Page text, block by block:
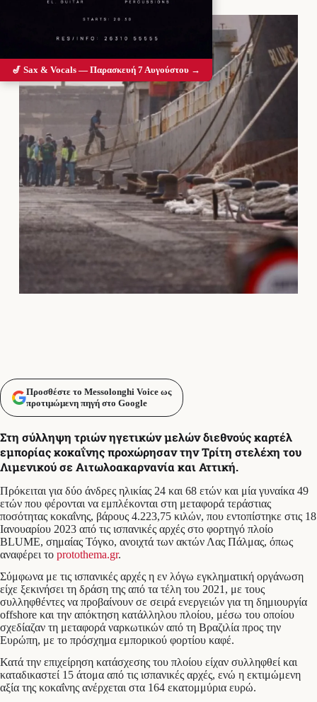
Προσθέστε το Messolonghi Voice ως
προτιμώμενη πηγή στο Google
Στη σύλληψη τριών ηγετικών μελών διεθνούς καρτέλ
εμπορίας κοκαΐνης προχώρησαν την Τρίτη στελέχη του
Λιμενικού σε Αιτωλοακαρνανία και Αττική.
Πρόκειται για δύο άνδρες ηλικίας 24 και 68 ετών και μία γυναίκα 49
ετών που φέρονται να εμπλέκονται στη μεταφορά τεράστιας
ποσότητας κοκαΐνης, βάρους 4.223,75 κιλών, που εντοπίστηκε στις 18
Ιανουαρίου 2023 από τις ισπανικές αρχές στο φορτηγό πλοίο
BLUME, σημαίας Τόγκο, ανοιχτά των ακτών Λας Πάλμας, όπως
αναφέρει το protothema.gr.
Σύμφωνα με τις ισπανικές αρχές η εν λόγω εγκληματική οργάνωση
είχε ξεκινήσει τη δράση της από τα τέλη του 2021, με τους
συλληφθέντες να προβαίνουν σε σειρά ενεργειών για τη δημιουργία
offshore και την απόκτηση κατάλληλου πλοίου, μέσω του οποίου
σχεδίαζαν τη μεταφορά ναρκωτικών από τη Βραζιλία προς την
Ευρώπη, με το πρόσχημα εμπορικού φορτίου καφέ.
Κατά την επιχείρηση κατάσχεσης του πλοίου είχαν συλληφθεί και
καταδικαστεί 15 άτομα από τις ισπανικές αρχές, ενώ η εκτιμώμενη
αξία της κοκαΐνης ανέρχεται στα 164 εκατομμύρια ευρώ.
🎷 Sax & Vocals — Παρασκευή 7 Αυγούστου →